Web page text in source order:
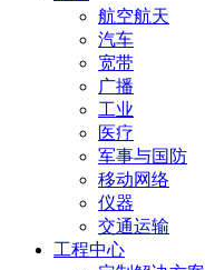
航空航天
汽车
宽带
广播
工业
医疗
军事与国防
移动网络
仪器
交通运输
工程中心